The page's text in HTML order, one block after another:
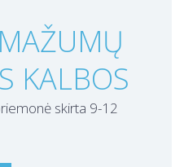
KALBOS
skirta 9-12